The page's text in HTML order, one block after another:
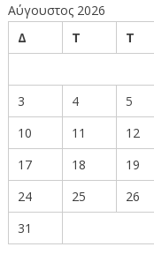
Αύγουστος 2026
Δ
Τ Τ
3
4 5
10
11 12
17
18 19
24
25 26
31